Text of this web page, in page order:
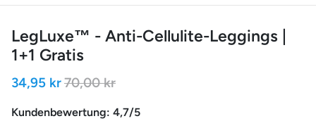
LegLuxe™ - Anti-Cellulite-Leggings |
1+1 Gratis
34,95 kr70,00 kr
Kundenbewertung: 4,7/5